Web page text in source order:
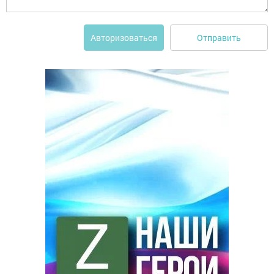
Авторизоваться Отправить